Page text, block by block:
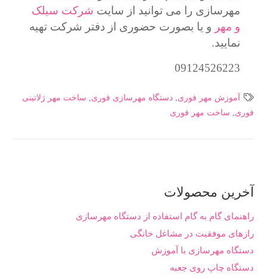
مهرسازی را می توانید از سایت شرکت سیلک
و مهر و یا بصورت حضوری از دفتر شرکت تهیه
نمایید.
09124526223
آموزش مهر فوری دستگاه مهرسازی فوری
ساخت مهر ژلاتینی
فوری
ساخت مهر فوری
آخرین محصولات
راهنمای گام به گام استفاده از دستگاه مهرسازی
رازهای موفقیت در مشاغل خانگی
دستگاه مهرسازی با آموزش
دستگاه چاپ روی جعبه